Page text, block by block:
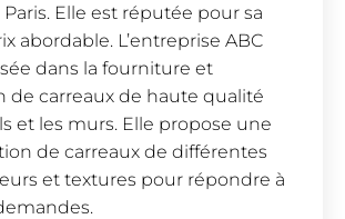
Elle est réputée pour sa
abordable. L’entreprise ABC
dans la fourniture et
de carreaux de haute qualité
et les murs. Elle propose une
de carreaux de différentes
et textures pour répondre à